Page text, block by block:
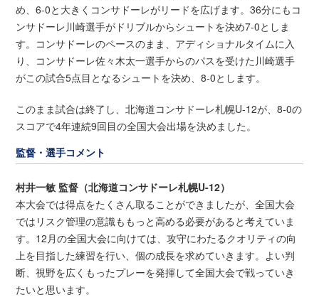
め、6-0と大きくコンサドーレがリードを広げます。36分にもコ
ンサドーレ川崎選手がドリブルからシュートを決め7-0としま
す。コンサドーレのペースのまま、アディショナルタイムに入
り、コンサドーレ佐々木太一選手からのパスを受けた川崎選手
がこの試合5点目となるシュートを決め、8-0とします。
このまま試合は終了し、北海道コンサドーレ札幌U-12が、8-0の
スコアで4年連続9回目の全国大会出場を決めました。
監督・選手コメント
村井一敏 監督（北海道コンサドーレ札幌U-12）
本大会では得点をたくさん取ることができましたが、全国大会
ではリスク管理の意識ももっと高める必要があると考えていま
す。12月の全国大会に向けては、攻守にわたるクオリティの向
上を目指した練習を行い、個の成長を求めていきます。よい判
断、視野を広くもったプレーを発揮して全国大会で戦っていき
たいと思います。